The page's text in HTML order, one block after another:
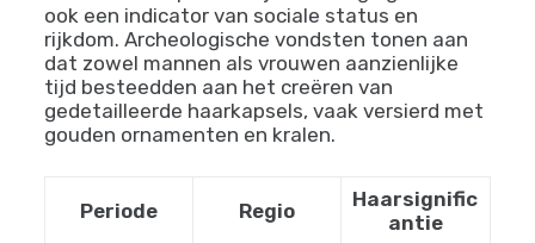
culturele identiteit weerspiegelde[1].
In het oude Egypte bijvoorbeeld, waren
ingewikkelde vlechttechniekenniet alleen
een vorm van persoonlijke verzorging, maar
ook een indicator van sociale status en
tijd besteedden aan het creëren van
gedetailleerde haarkapsels, vaak versierd met